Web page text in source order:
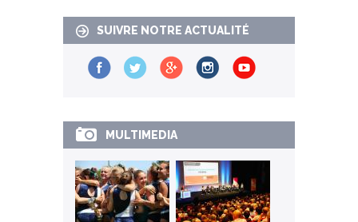
SUIVRE NOTRE ACTUALITÉ
MULTIMEDIA